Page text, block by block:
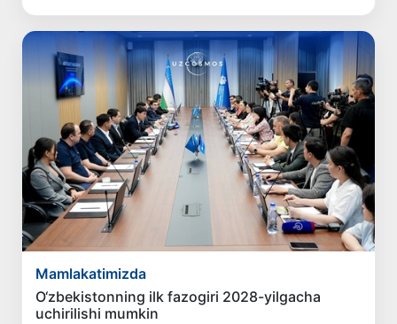
Mamlakatimizda
O‘zbekistonning ilk fazogiri 2028-yilgacha
uchirilishi mumkin